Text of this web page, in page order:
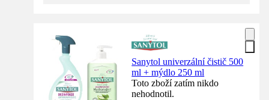
Sanytol univerzální čistič 500
ml + mýdlo 250 ml
Toto zboží zatím nikdo
nehodnotil.